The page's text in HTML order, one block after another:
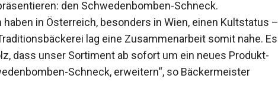
den Schwedenbomben-Schneck.
haben in Österreich, besonders in Wien, einen Kultstatus –
lag eine Zusammenarbeit somit nahe. Es
dass unser Sortiment ab sofort um ein neues Produkt-
Schneck, erweitern“, so Bäckermeister